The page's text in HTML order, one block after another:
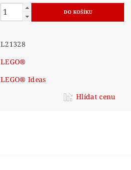
L21328
LEGO®
LEGO® Ideas
Hlídat cenu